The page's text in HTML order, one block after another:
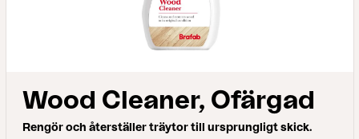
Wood Cleaner, Ofärgad
Rengör och återställer träytor till ursprungligt skick.